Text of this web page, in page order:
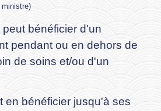
bénéficier d'un
pendant ou en dehors de
de soins et/ou d'un
en bénéficier jusqu'à ses